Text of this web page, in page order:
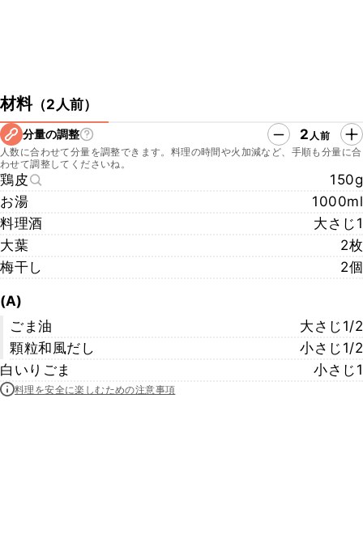
材料（2人前）
分量の調整 2 人前
人数に合わせて分量を調整できます。料理の時間や火加減など、手順も分量に合
わせて調整してくださいね。
鶏皮
150g
お湯
1000ml
料理酒
大さじ1
大葉
2枚
梅干し
2個
(A)
ごま油
大さじ1/2
顆粒和風だし
小さじ1/2
白いりごま
小さじ1
料理を安全に楽しむための注意事項